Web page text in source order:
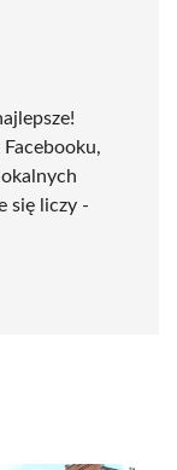
Facebooku,
się liczy -